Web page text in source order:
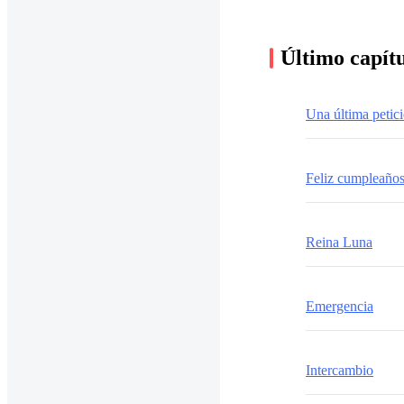
Último
Una última
Feliz cumpleaños
Reina Luna
Emergencia
Intercambio